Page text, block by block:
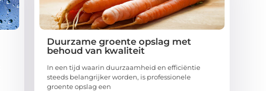
Duurzame groente opslag met
behoud van kwaliteit
In een tijd waarin duurzaamheid en efficiëntie
steeds belangrijker worden, is professionele
groente opslag een